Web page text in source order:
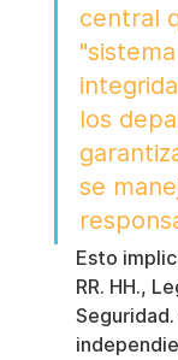
central
los
se
Esto
RR. HH.,